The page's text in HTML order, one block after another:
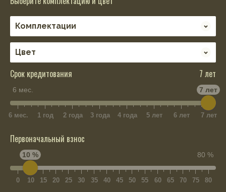
Срок кредитования 7 лет
6 мес. 7 лет
6 мес. 1 год 2 года 3 года 4 года 5 лет 6 лет 7 лет
Первоначальный взнос
80 %
10 %
0 10 15 20 25 30 35 40 45 50 55 60 65 70 75 80